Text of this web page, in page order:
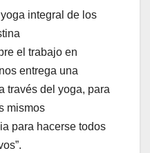
integral de los
el trabajo en
entrega una
través del yoga, para
mismos
para hacerse todos